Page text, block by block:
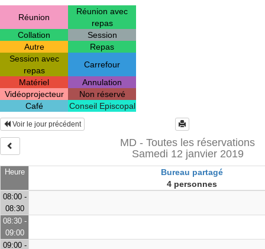
Réunion
Réunion avec
repas
Collation
Session
Autre
Repas
Session avec
repas
Carrefour
Matériel
Annulation
Vidéoprojecteur
Non réservé
Café
Conseil Episcopal
Heure
Bureau partagé
4 personnes
Voir le jour précédent
MD - Toutes les réservations
Samedi 12 janvier 2019
08:00 -
08:30
08:30 -
09:00
09:00 -